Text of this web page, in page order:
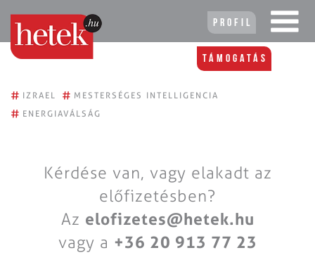
Profil
Támogatás
# IZRAEL # MESTERSÉGES INTELLIGENCIA
# ENERGIAVÁLSÁG
Kérdése van, vagy elakadt az
előfizetésben?
Az elofizetes@hetek.hu
vagy a +36 20 913 77 23